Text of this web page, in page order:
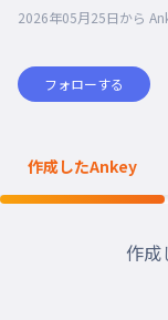
2026年05月25日から
フォローする
作成したAnkey
作成